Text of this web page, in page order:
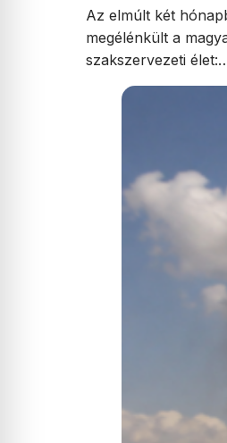
Az elmúlt két
megélénkült a
szakszervezeti